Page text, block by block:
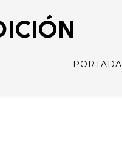
PORTADA